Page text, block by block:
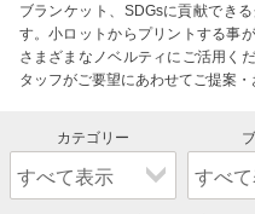
ブランケット、SDGsに貢献でき
す。小ロットからプリントする事
さまざまなノベルティにご活用く
タッフがご要望にあわせてご提案・